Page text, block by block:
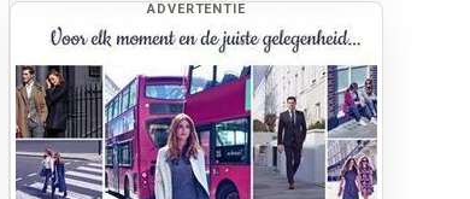
ADVERTENTIE